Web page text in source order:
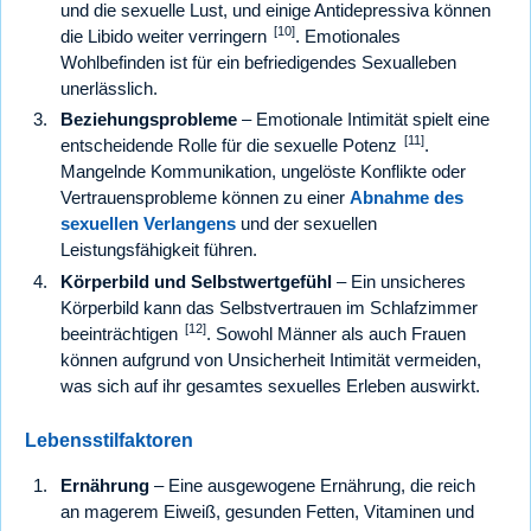
und die sexuelle Lust, und einige Antidepressiva können
die Libido weiter verringern [10]. Emotionales
Wohlbefinden ist für ein befriedigendes Sexualleben
unerlässlich.
Beziehungsprobleme – Emotionale Intimität spielt eine
entscheidende Rolle für die sexuelle Potenz
[11].
Mangelnde Kommunikation, ungelöste Konflikte oder
Vertrauensprobleme können zu einer Abnahme des
sexuellen Verlangens und der sexuellen
Leistungsfähigkeit führen.
Körperbild und Selbstwertgefühl – Ein unsicheres
Körperbild kann das Selbstvertrauen im Schlafzimmer
beeinträchtigen [12]. Sowohl Männer als auch Frauen
können aufgrund von Unsicherheit Intimität vermeiden,
was sich auf ihr gesamtes sexuelles Erleben auswirkt.
Lebensstilfaktoren
Ernährung – Eine ausgewogene Ernährung, die reich
an magerem Eiweiß, gesunden Fetten, Vitaminen und